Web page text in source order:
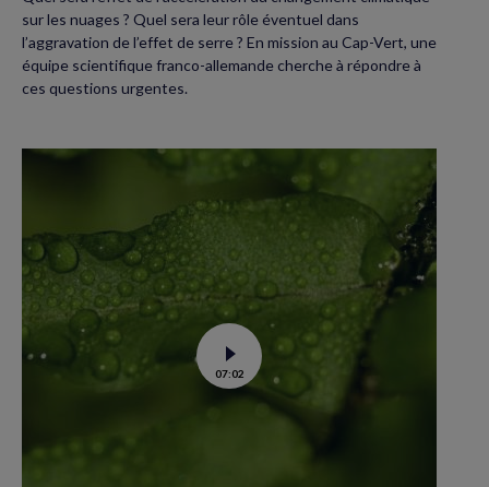
sur les nuages ? Quel sera leur rôle éventuel dans
l’aggravation de l’effet de serre ? En mission au Cap-Vert, une
équipe scientifique franco-allemande cherche à répondre à
ces questions urgentes.
Voir
la
vidéo
07:02